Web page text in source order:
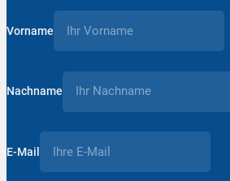
Vorname
Nachname
E-Mail